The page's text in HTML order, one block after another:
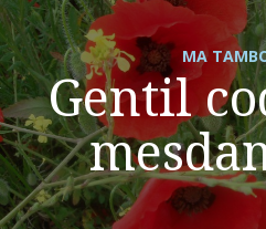
MA
Gentil